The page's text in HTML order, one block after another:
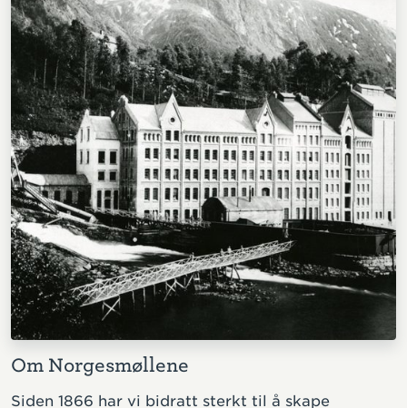
Om Norgesmøllene
Siden 1866 har vi bidratt sterkt til å skape